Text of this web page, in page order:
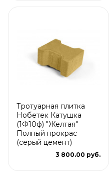
Тротуарная плитка
Нобетек Катушка
(1Ф10ф) "Желтая"
Полный прокрас
(серый цемент)
3 800.00 руб.